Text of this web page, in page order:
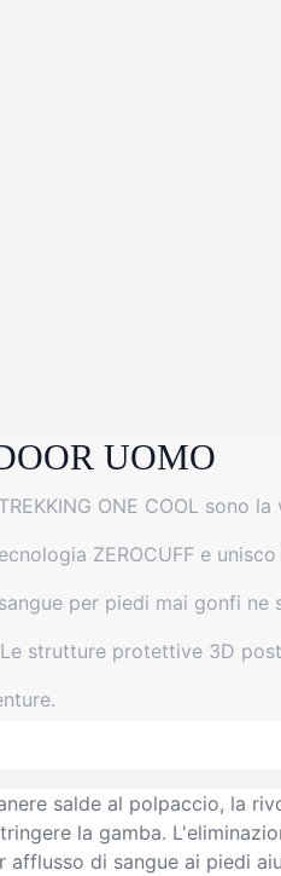
UOMO
ONE COOL sono
ZEROCUFF e
per piedi mai gonfi
strutture protettive 3D
salde al polpaccio, la
la gamba.
di sangue ai piedi